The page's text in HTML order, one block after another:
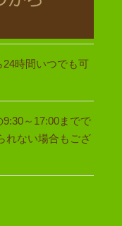
時間いつでも可
～17:00までで
れない場合もござ